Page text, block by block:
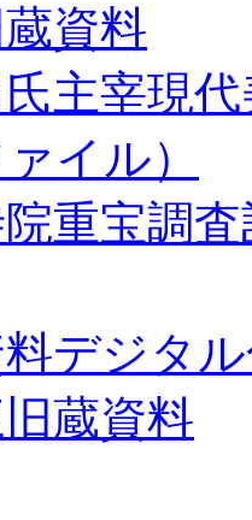
資料
主宰現
イル）
重宝調
デジタ
蔵資料